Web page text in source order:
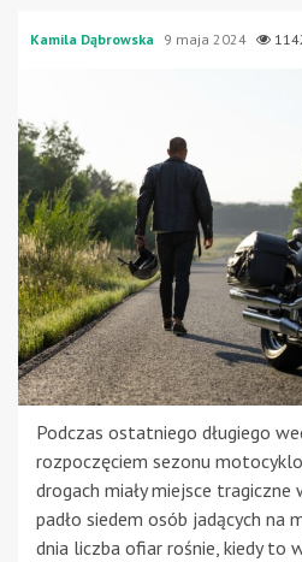
Kamila Dąbrowska 9 maja 2024
Podczas ostatniego długiego
rozpoczęciem sezonu
drogach miały miejsce
padło siedem osób jadących na
dnia liczba ofiar rośnie, kiedy to